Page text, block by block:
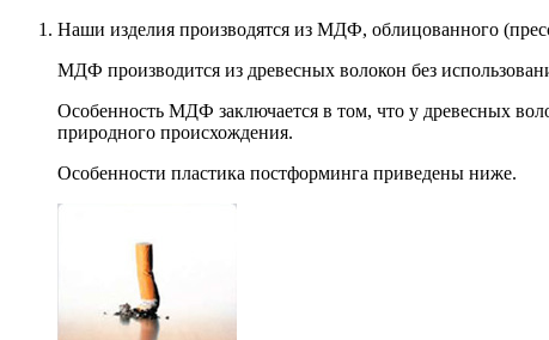
Наши изделия производятся из МДФ, облицованного
МДФ производится из древесных волокон без
Особенность МДФ заключается в том, что у древесных
природного происхождения.
Особенности пластика постформинга приведены ниже.